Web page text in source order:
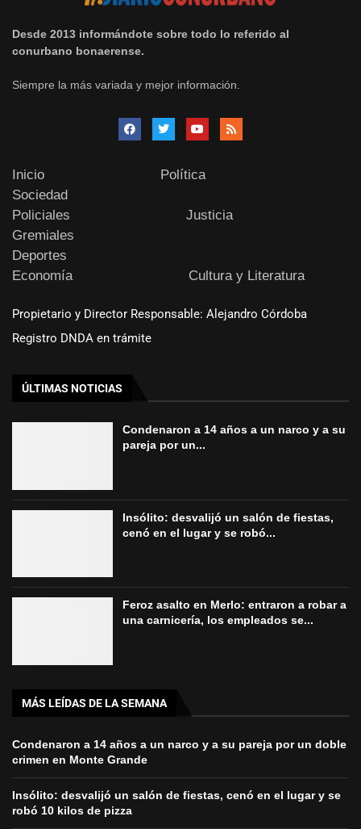
Desde 2013 informándote sobre todo lo referido al
conurbano bonaerense.
Siempre la más variada y mejor información.
Inicio
Política
Sociedad
Policiales
Justicia
Gremiales
Deportes
Economía
Cultura y Literatura
Propietario y Director Responsable: Alejandro Córdoba
Registro DNDA en trámite
ÚLTIMAS NOTICIAS
Condenaron a 14 años a un narco y a su
pareja por un...
Insólito: desvalijó un salón de fiestas,
cenó en el lugar y se robó...
Feroz asalto en Merlo: entraron a robar a
una carnicería, los empleados se...
MÁS LEÍDAS DE LA SEMANA
Condenaron a 14 años a un narco y a su pareja por un doble
crimen en Monte Grande
Insólito: desvalijó un salón de fiestas, cenó en el lugar y se
robó 10 kilos de pizza